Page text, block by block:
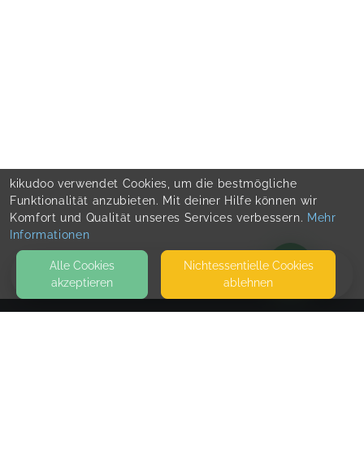
kikudoo verwendet Cookies, um die bestmögliche
Funktionalität anzubieten. Mit deiner Hilfe können wir
Komfort und Qualität unseres Services verbessern. Mehr
Informationen
Alle Cookies
akzeptieren
Nicht­essentielle Cookies
ablehnen